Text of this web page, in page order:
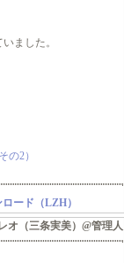
ました。
の2）
ード（LZH）
オ（三条実美）@管理人